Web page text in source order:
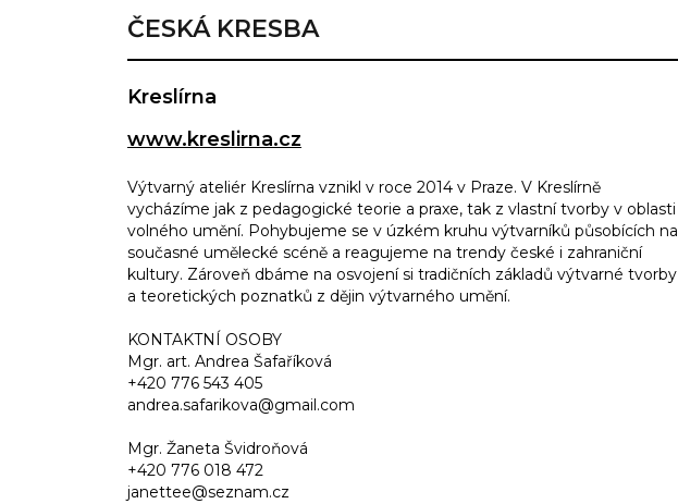
ČESKÁ KRESBA
Kreslírna
www.kreslirna.cz
Výtvarný ateliér Kreslírna vznikl v roce 2014 v Praze. V Kreslírně
vycházíme jak z pedagogické teorie a praxe, tak z vlastní tvorby v oblasti
volného umění. Pohybujeme se v úzkém kruhu výtvarníků působících na
současné umělecké scéně a reagujeme na trendy české i zahraniční
kultury. Zároveň dbáme na osvojení si tradičních základů výtvarné tvorby
a teoretických poznatků z dějin výtvarného umění.
KONTAKTNÍ OSOBY
Mgr. art. Andrea Šafaříková
+420 776 543 405
andrea.safarikova@gmail.com
Mgr. Žaneta Švidroňová
+420 776 018 472
janettee@seznam.cz